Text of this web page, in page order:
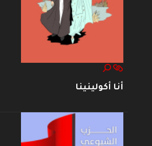
أنا أكولينينا